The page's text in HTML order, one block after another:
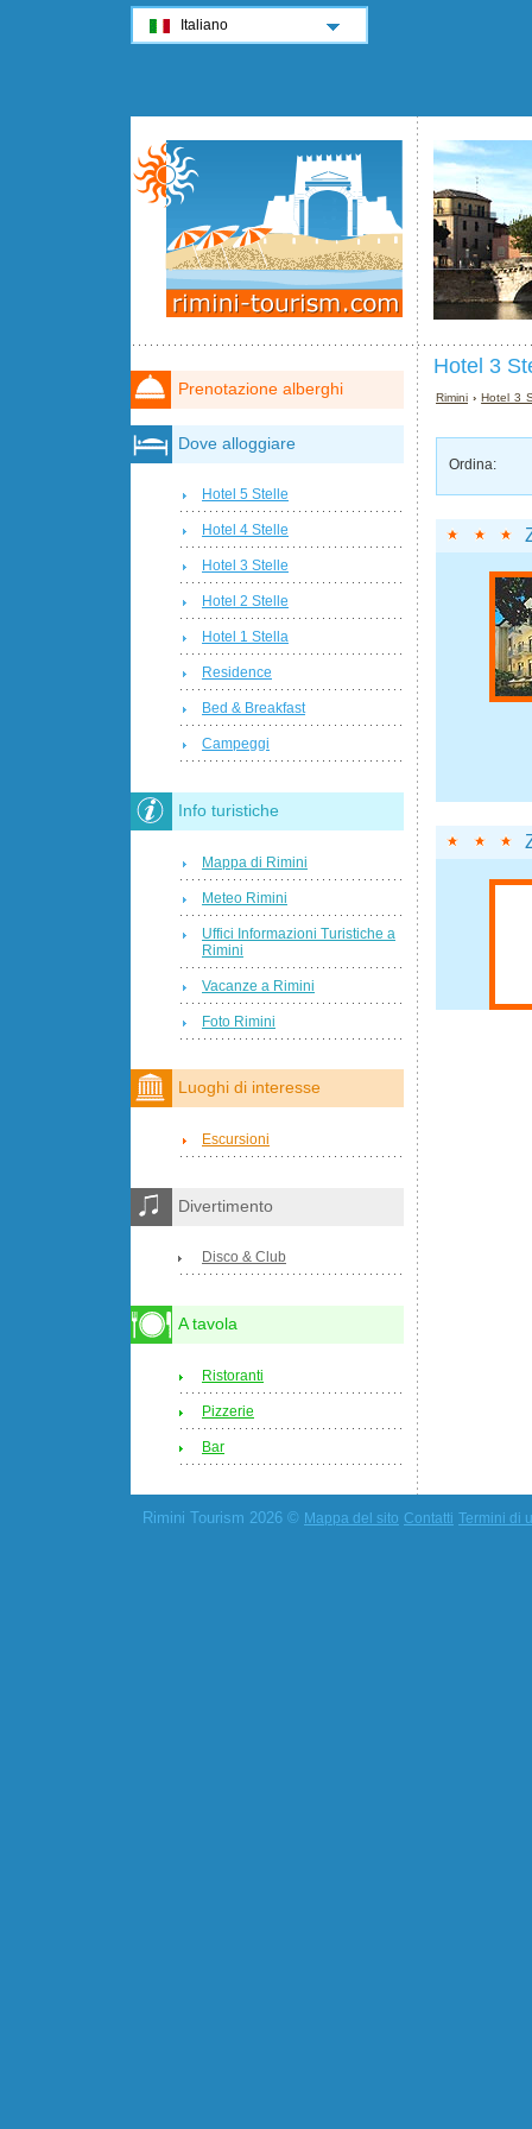
Hotel 3
Rimini ›Hotel 3
Ordina:
Prenotazione alberghi
Dove alloggiare
Hotel 5 Stelle
Hotel 4 Stelle
Hotel 3 Stelle
Hotel 2 Stelle
Hotel 1 Stella
Residence
Bed & Breakfast
Campeggi
Info turistiche
Mappa di Rimini
Meteo Rimini
Uffici Informazioni Turistiche a
Rimini
Vacanze a Rimini
Foto Rimini
Luoghi di interesse
Escursioni
Divertimento
Disco & Club
A tavola
Ristoranti
Pizzerie
Bar
Rimini Tourism 2026 © Mappa del sito Contatti Termini di
Italiano